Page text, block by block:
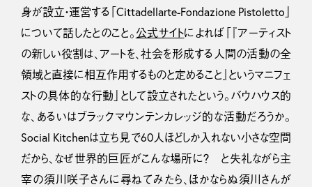
身が設立・運営する「Cittadellarte-Fondazione Pistoletto」
について話したとのこと。 公式サイトによれば「『アーティスト
の新しい役割は、アートを、社会を形成する人間の活動の全
領域と直接に相互作用するものと定めること』というマニフェ
ストの具体的な行動」として設立されたという。バウハウス的
な、あるいはブラックマウンテンカレッジ的な活動だろうか。
Social Kitchenは立ち見で60人ほどしか入れない小さな空間
だから、なぜ世界的巨匠がこんな場所に？ と失礼ながら主
宰の須川咲子さんに尋ねてみたら、ほかならぬ須川さんが